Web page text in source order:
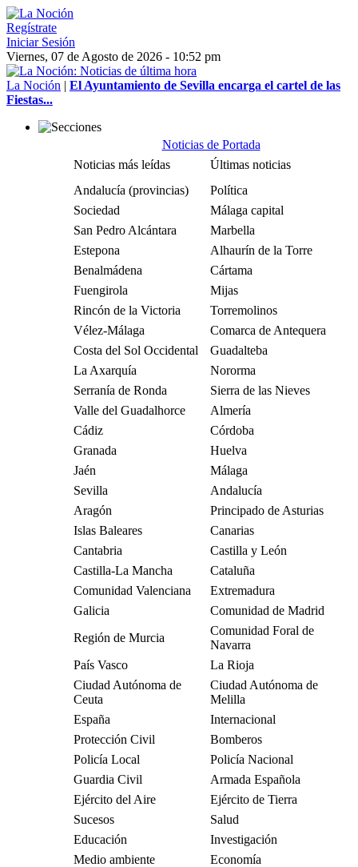
Regístrate
Iniciar Sesión
Viernes, 07 de Agosto de 2026 - 10:52 pm
La Noción | El Ayuntamiento de Sevilla encarga el cartel de las
Fiestas...
Noticias de Portada
Noticias más leídas
Últimas noticias
Andalucía (provincias)
Política
Sociedad
Málaga capital
San Pedro Alcántara
Marbella
Estepona
Alhaurín de la Torre
Benalmádena
Cártama
Fuengirola
Mijas
Rincón de la Victoria
Torremolinos
Vélez-Málaga
Comarca de Antequera
Costa del Sol Occidental
Guadalteba
La Axarquía
Nororma
Serranía de Ronda
Sierra de las Nieves
Valle del Guadalhorce
Almería
Cádiz
Córdoba
Granada
Huelva
Jaén
Málaga
Sevilla
Andalucía
Aragón
Principado de Asturias
Islas Baleares
Canarias
Cantabria
Castilla y León
Castilla-La Mancha
Cataluña
Comunidad Valenciana
Extremadura
Galicia
Comunidad de Madrid
Región de Murcia
Comunidad Foral de
Navarra
País Vasco
La Rioja
Ciudad Autónoma de
Ceuta
Ciudad Autónoma de
Melilla
España
Internacional
Protección Civil
Bomberos
Policía Local
Policía Nacional
Guardia Civil
Armada Española
Ejército del Aire
Ejército de Tierra
Sucesos
Salud
Educación
Investigación
Medio ambiente
Economía